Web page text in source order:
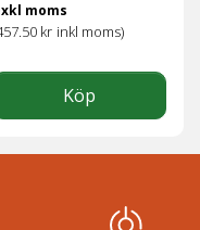
moms
kr inkl moms)
Köp